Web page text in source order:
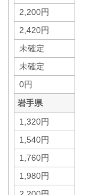
2,200円
2,420円
未確定
未確定
0円
岩手県
1,320円
1,540円
1,760円
1,980円